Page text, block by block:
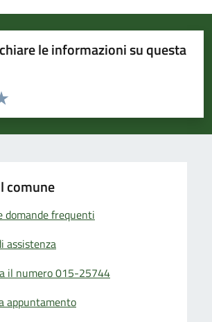
le informazioni su questa
pagina
5 stelle su 5
4 stelle su 5
su 5
su 5
5
comune
domande frequenti
assistenza
il numero 015-25744
appuntamento